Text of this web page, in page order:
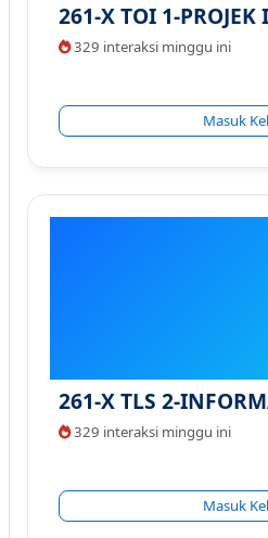
261-X TOI 1-PROJEK
329 interaksi minggu ini
Masuk
261-X TLS 2-
329 interaksi minggu ini
Masuk